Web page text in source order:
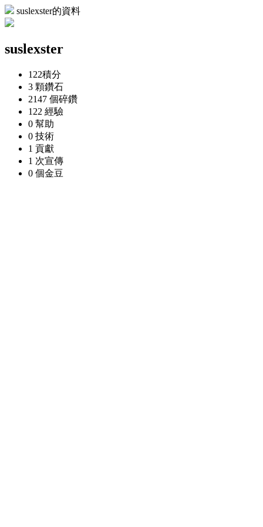
suslexster的資料
suslexster
122積分
3 顆鑽石
2147 個碎鑽
122 經驗
0 幫助
0 技術
1 貢獻
1 次宣傳
0 個金豆